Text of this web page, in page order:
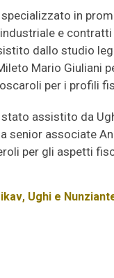
specializzato in
e
dallo studio
Mario Giuliani
per i profili
stato assistito da
senior associate
per gli aspetti
ikav, Ughi e